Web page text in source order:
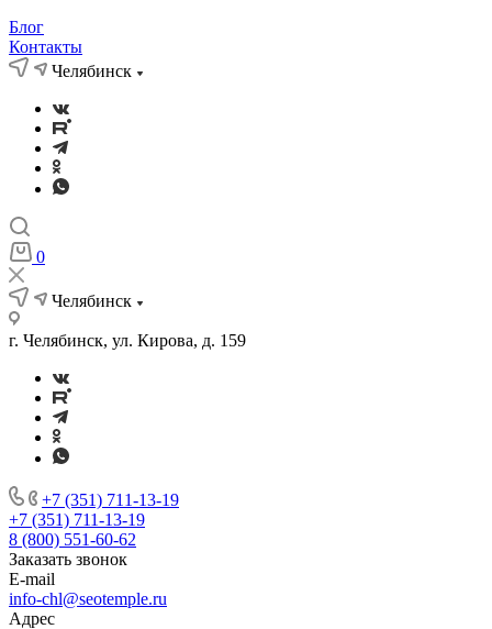
Блог
Контакты
Челябинск
0
Челябинск
г. Челябинск, ул. Кирова, д. 159
+7 (351) 711-13-19
+7 (351) 711-13-19
8 (800) 551-60-62
Заказать звонок
E-mail
info-chl@seotemple.ru
Адрес